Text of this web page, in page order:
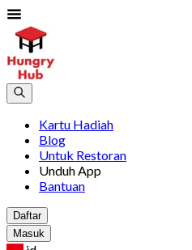
Kartu Hadiah
Blog
Untuk Restoran
Unduh App
Bantuan
Daftar
Masuk